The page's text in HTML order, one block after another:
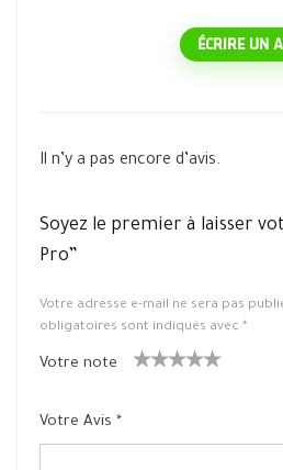
ÉCRIRE UN
Il n’y a pas encore d’avis.
Soyez le premier à laisser
Pro”
Votre adresse e-mail ne sera pas
obligatoires sont indiqués avec *
Votre note
oil
sur
Votre Avis *